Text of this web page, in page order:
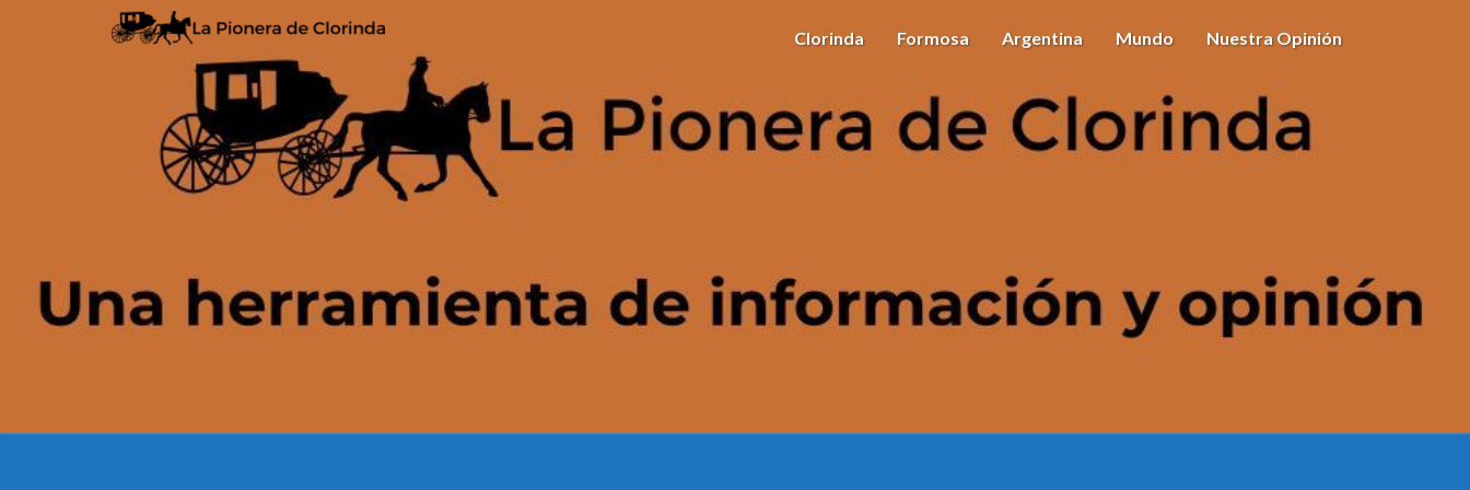
Clorinda Formosa Argentina Mundo Nuestra Opinión